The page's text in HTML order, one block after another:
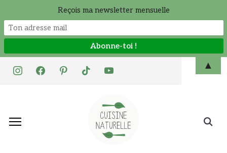
instagramfacebookpinteresttiktok youtube
Search
Reçois ma newsletter mensuelle
▲